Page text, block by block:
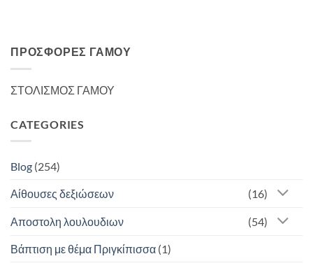
ΠΡΟΣΦΟΡΈΣ ΓΆΜΟΥ
ΣΤΟΛΙΣΜΟΣ ΓΑΜΟΥ
CATEGORIES
Blog (254)
Αίθουσες δεξιώσεων (16)
Αποστολη λουλουδιων (54)
Βάπτιση με θέμα Πριγκίπισσα (1)